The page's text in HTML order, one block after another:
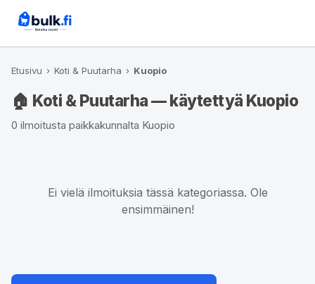
Etusivu › Koti & Puutarha › Kuopio
🏠 Koti & Puutarha — käytettyä Kuopio
0 ilmoitusta paikkakunnalta Kuopio
Ei vielä ilmoituksia tässä kategoriassa. Ole
ensimmäinen!